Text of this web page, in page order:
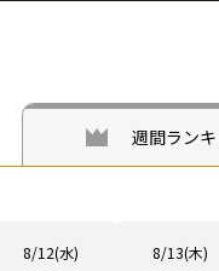
週間ラン
8/12(水) 8/13(木)